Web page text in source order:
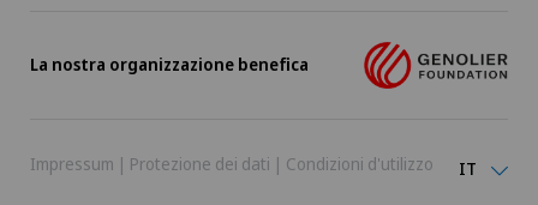
La nostra organizzazione benefica
Impressum | Protezione dei dati | Condizioni d'utilizzo IT